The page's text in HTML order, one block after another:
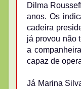
Dilma
anos. Os
cadeira
já provou não
a
capaz de
Já Marina